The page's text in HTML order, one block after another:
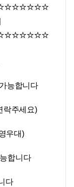
⭐⭐⭐⭐⭐⭐
⭐⭐⭐⭐⭐⭐
능합니다
락주세요)
우대)
합니다
다